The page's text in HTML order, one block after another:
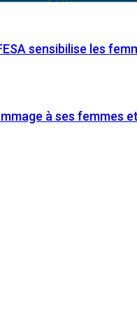
sensibilise les
à ses femmes